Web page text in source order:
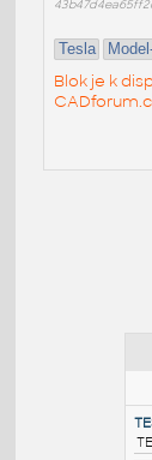
Tesla
Blok je k